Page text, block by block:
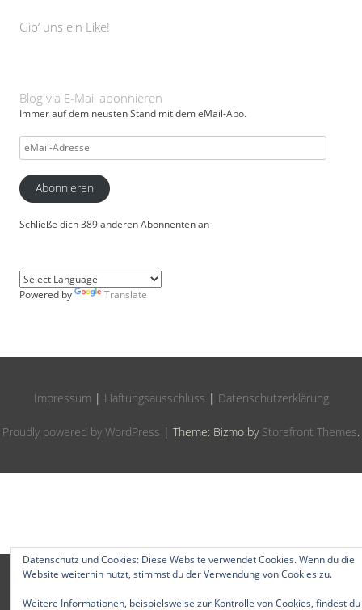
Gib‘ uns ein Like!
Blog via E-Mail abonnieren
Immer auf dem neusten Stand mit dem eMail-Abo.
eMail-
Adresse
Abonnieren
Schließe dich 389 anderen Abonnenten an
Powered by Translate
Impressum | Haftungsausschluss | Datenschutzerklärung
Proudly powered by WordPress | Theme: Bizmo by Storefront Themes.
Datenschutz und Cookies: Diese Website verwendet Cookies. Wenn du die
Website weiterhin nutzt, stimmst du der Verwendung von Cookies zu.
Weitere Informationen, beispielsweise zur Kontrolle von Cookies, findest du